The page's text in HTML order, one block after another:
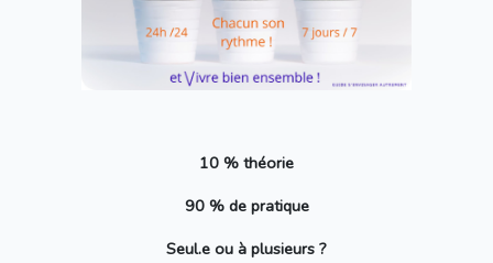
10 % théorie
90 % de pratique
Seul.e ou à plusieurs ?